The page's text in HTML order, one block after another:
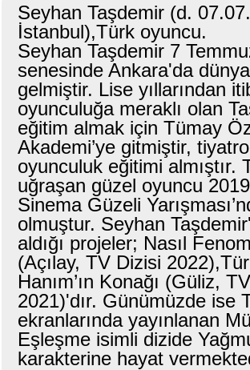
Seyhan Taşdemir (d.
İstanbul),Türk oyuncu.
Seyhan Taşdemir 7
senesinde Ankara'da
gelmiştir. Lise yıllarından
oyunculuğa meraklı olan
eğitim almak için Tümay
Akademi’ye gitmiştir,
oyunculuk eğitimi almıştır.
uğraşan güzel oyuncu
Sinema Güzeli
olmuştur. Seyhan
aldığı projeler; Nasıl
(Açılay, TV Dizisi
Hanım’ın Konağı (Güliz,
2021)'dır. Günümüzde ise
ekranlarında yayınlanan
Eşleşme isimli dizide
karakterine hayat